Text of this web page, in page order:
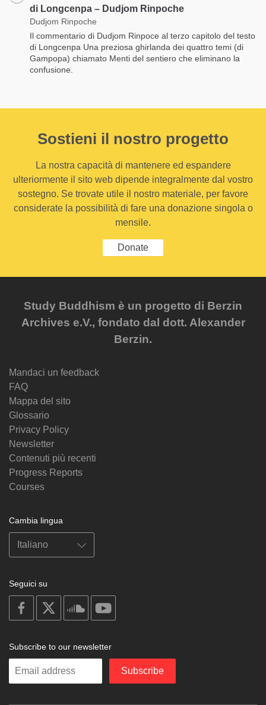
di Longcenpa – Dudjom Rinpoche
Dudjom Rinpoche
Il commentario di Dudjom Rinpoce al terzo capitolo del testo
di Longcenpa Una preziosa ghirlanda dei quattro temi (di
Gampopa) chiamato Menti del sentiero che eliminano la
confusione.
Sostieni il nostro progetto
La nostra capacità di mantenere ed espandere
ulteriormente il sito web dipende integralmente dal vostro
sostegno. Se trovate utile il nostro materiale, per favore
considerate la possibilità di fare una donazione singola o
mensile.
Donate
Study Buddhism è un progetto di Berzin
Archives e.V., fondato dal dott. Alexander
Berzin.
Mandaci un feedback
FAQ
Mappa del sito
Glossario
Privacy Policy
Newsletter
Contenuti più recenti
Progress Reports
Courses
Cambia lingua
Seguici su
on
facebook
soundcloud
Subscribe to our newsletter
Enter
Subscribe